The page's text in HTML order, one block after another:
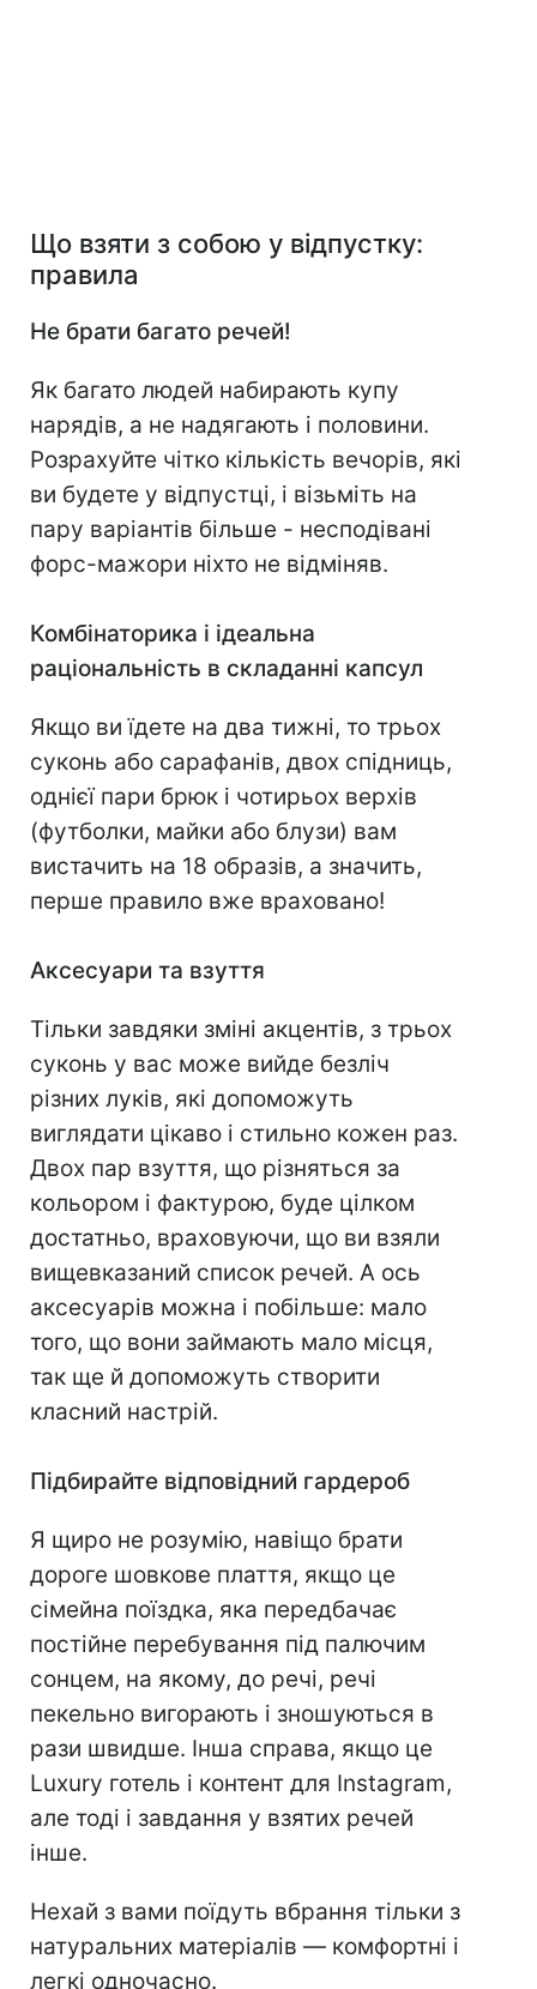
Що взяти з собою у відпустку:
правила
Не брати багато речей!
Як багато людей набирають купу
нарядів, а не надягають і половини.
Розрахуйте чітко кількість вечорів, які
ви будете у відпустці, і візьміть на
пару варіантів більше - несподівані
форс-мажори ніхто не відміняв.
Комбінаторика і ідеальна
раціональність в складанні капсул
Якщо ви їдете на два тижні, то трьох
суконь або сарафанів, двох спідниць,
однієї пари брюк і чотирьох верхів
(футболки, майки або блузи) вам
вистачить на 18 образів, а значить,
перше правило вже враховано!
Аксесуари та взуття
Тільки завдяки зміні акцентів, з трьох
суконь у вас може вийде безліч
різних луків, які допоможуть
виглядати цікаво і стильно кожен раз.
Двох пар взуття, що різняться за
кольором і фактурою, буде цілком
достатньо, враховуючи, що ви взяли
вищевказаний список речей. А ось
аксесуарів можна і побільше: мало
того, що вони займають мало місця,
так ще й допоможуть створити
класний настрій.
Підбирайте відповідний гардероб
Я щиро не розумію, навіщо брати
дороге шовкове плаття, якщо це
сімейна поїздка, яка передбачає
постійне перебування під палючим
сонцем, на якому, до речі, речі
пекельно вигорають і зношуються в
рази швидше. Інша справа, якщо це
Luxury готель і контент для Instagram,
але тоді і завдання у взятих речей
інше.
Нехай з вами поїдуть вбрання тільки з
натуральних матеріалів — комфортні і
легкі одночасно.